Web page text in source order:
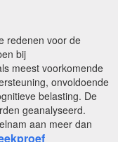
redenen voor de
bij
meest voorkomende
onvoldoende
belasting. De
geanalyseerd.
aan meer dan